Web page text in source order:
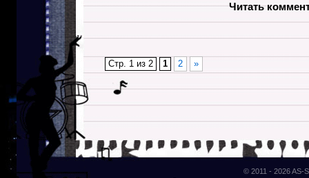
Читать
Стр. 1 из 2 1 2 »
© 2011 - 2026AS-